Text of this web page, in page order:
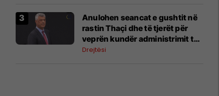
Anulohen seancat e gushtit në
rastin Thaçi dhe të tjerët për
veprën kundër administrimit të
drejtësisë
Drejtësi